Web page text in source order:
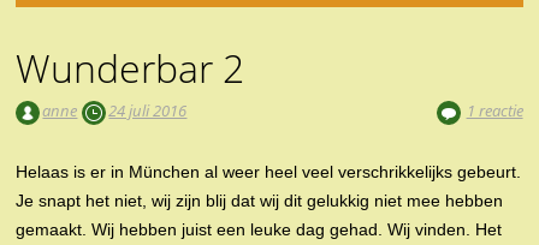
Wunderbar 2
anne 24 juli 2016 1 reactie
Helaas is er in München al weer heel veel verschrikkelijks gebeurt.
Je snapt het niet, wij zijn blij dat wij dit gelukkig niet mee hebben
gemaakt. Wij hebben juist een leuke dag gehad. Wij vinden. Het